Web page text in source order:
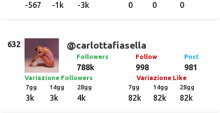
-567 -1k -3k 0 0 0
632 @carlottafiasella
Followers
788k
Follow
998
Post
981
Variazione Followers
7gg
3k
14gg
3k
28gg
4k
Variazione Like
7gg
82k
14gg
82k
28gg
82k